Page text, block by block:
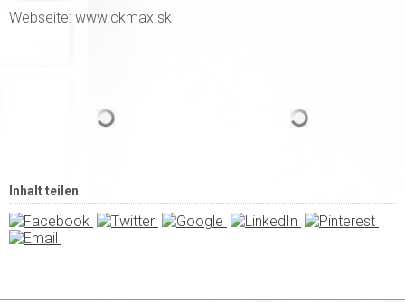
Webseite: www.ckmax.sk
Inhalt teilen